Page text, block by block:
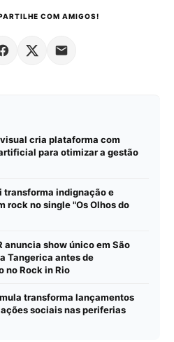
COM AMIGOS!
cria plataforma com
para otimizar a gestão
transforma indignação e
rock no single "Os Olhos do
anuncia show único em São
Tangerica antes de
no Rock in Rio
transforma lançamentos
sociais nas periferias